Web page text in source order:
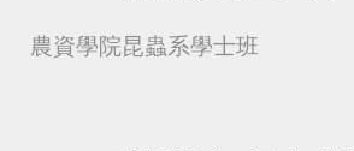
農資學院昆蟲系學士班